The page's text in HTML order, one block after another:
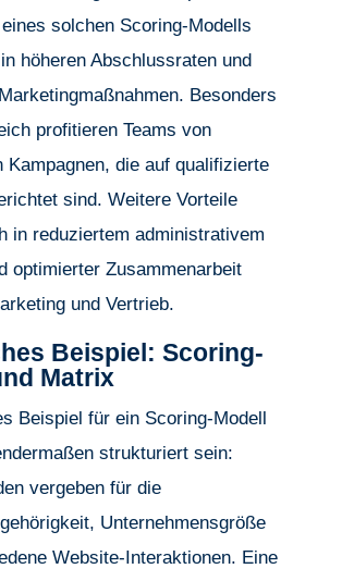
solchen Scoring-Modells
höheren Abschlussraten und
Besonders
profitieren Teams von
Kampagnen, die auf qualifizierte
sind. Weitere Vorteile
in reduziertem administrativem
optimierter Zusammenarbeit
und Vertrieb.
Beispiel: Scoring-
Matrix
Beispiel für ein Scoring-Modell
strukturiert sein:
vergeben für die
Unternehmensgröße
Website-Interaktionen. Eine